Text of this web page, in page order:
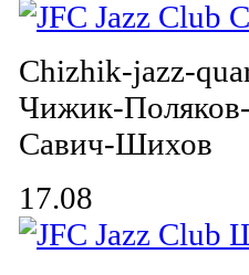
Chizhik-jazz-
Чижик-
Савич-Шихов
17.08